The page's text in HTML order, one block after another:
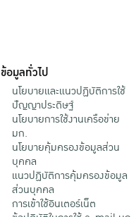
ข้อมูลทั่วไป
นโยบายและแนวปฏิบัติการใช้
ปัญญาประดิษฐ์
นโยบายการใช้งานเครือข่าย
มก.
นโยบายคุ้มครองข้อมูลส่วน
บุคคล
แนวปฏิบัติการคุ้มครองข้อมูล
ส่วนบุคคล
การเข้าใช้อินเตอร์เน็ต